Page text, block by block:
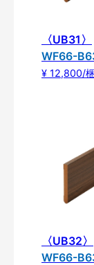
〈UB31〉
WF66-
¥ 12,800/梱
〈UB32〉
WF66-